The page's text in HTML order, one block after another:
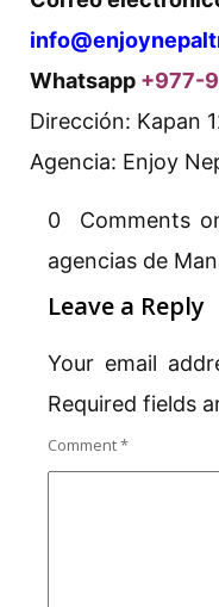
Whatsapp +977-
Dirección: Kapan
Agencia: Enjoy
0 Comments
agencias de
Leave a Reply
Your email
Required fields
Comment*